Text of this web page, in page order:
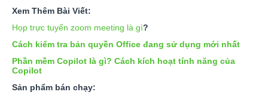
Xem Thêm Bài Viết:
Họp trực tuyến zoom meeting là gì?
Cách kiểm tra bản quyền Office đang sử dụng mới nhất
Phần mềm Copilot là gì? Cách kích hoạt tính năng của
Copilot
Sản phẩm bán chạy: